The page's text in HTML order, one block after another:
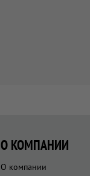
О КОМПАНИИ
О компании